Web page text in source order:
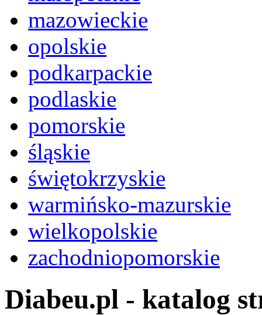
mazowieckie
opolskie
podkarpackie
podlaskie
pomorskie
śląskie
świętokrzyskie
warmińsko-mazurskie
wielkopolskie
zachodniopomorskie
Diabeu.pl - katalog